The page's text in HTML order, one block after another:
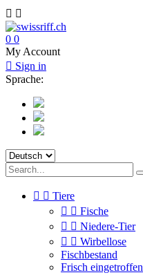
 
0 0
My Account
 Sign in
Sprache:
  Tiere
  Fische
  Niedere-Tier
  Wirbellose
Fischbestand
Frisch eingetroffen